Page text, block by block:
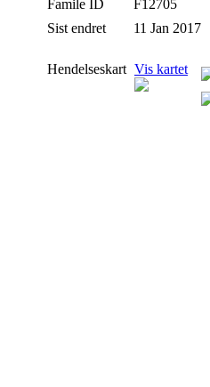
Famile ID
F12705
Sist endret
11 Jan 2017
Hendelseskart Vis kartet